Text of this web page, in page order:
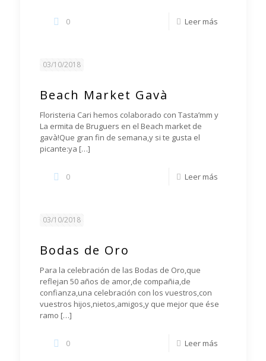
0 Leer más
03/10/2018
Beach Market Gavà
Floristeria Cari hemos colaborado con Tasta’mm y
La ermita de Bruguers en el Beach market de
gavà!Que gran fin de semana,y si te gusta el
picante:ya […]
0 Leer más
03/10/2018
Bodas de Oro
Para la celebración de las Bodas de Oro,que
reflejan 50 años de amor,de compañia,de
confianza,una celebración con los vuestros,con
vuestros hijos,nietos,amigos,y que mejor que ése
ramo […]
0 Leer más